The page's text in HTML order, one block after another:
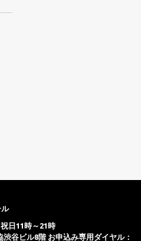
日11時～21時
谷ビル8階 お申込み専用ダイヤル：